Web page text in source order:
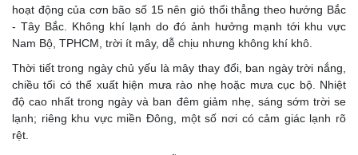
hoạt động của cơn bão số 15 nên gió thổi thẳng theo hướng Bắc
- Tây Bắc. Không khí lạnh do đó ảnh hưởng mạnh tới khu vực
Nam Bộ, TPHCM, trời ít mây, dễ chịu nhưng không khí khô.
Thời tiết trong ngày chủ yếu là mây thay đổi, ban ngày trời nắng,
chiều tối có thể xuất hiện mưa rào nhẹ hoặc mưa cục bộ. Nhiệt
độ cao nhất trong ngày và ban đêm giảm nhẹ, sáng sớm trời se
lạnh; riêng khu vực miền Đông, một số nơi có cảm giác lạnh rõ
rệt.